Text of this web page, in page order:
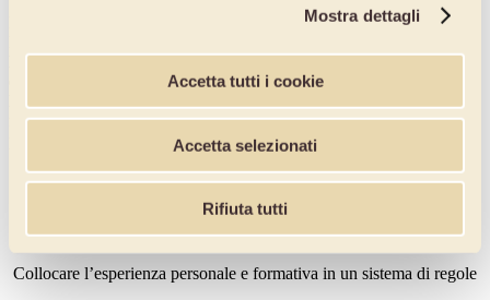
Mostra dettagli
Accetta tutti i cookie
Accetta selezionati
Rifiuta tutti
L\'obiettivo dell'iniziativa resa obbligatoria con la riforma della
lavorativa,
quello che sarà poi il lavoro quotidiano, far toccare loro con mano
l'operatività di ogni giorno. Ecco i benefici per gli studenti che
frequentano, nel nostro caso, la scuola alberghiera, e saranno i
protagonisti dell\'alternanza scuola-lavoro:
Realizzare i compiti professionalinel rispetto della
normativa vigente nel campo della sicurezza alimentare, della
prevenzione infortuni, della protezione dell’ambiente e nel
rispetto degli standard di qualità aziendali
Collocare l’esperienza personale e formativa in un sistema di regole